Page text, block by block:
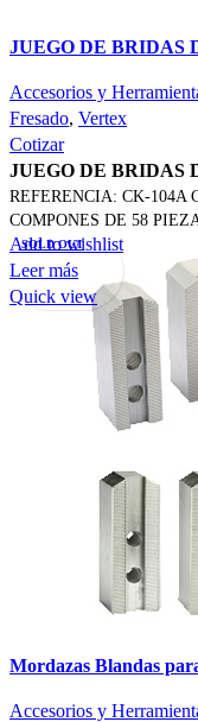
JUEGO DE BRIDAS
Accesorios y
Fresado, Vertex
Cotizar
JUEGO DE BRIDAS
REFERENCIA: CK-104A
COMPONES DE 58
Add to wishlist
Leer más
Quick view
SOLD OUT
Mordazas Blandas
Accesorios y